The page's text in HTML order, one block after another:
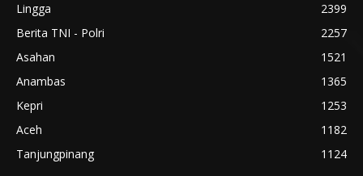
Lingga
2399
Berita TNI - Polri
2257
Asahan
1521
Anambas
1365
Kepri
1253
Aceh
1182
Tanjungpinang
1124